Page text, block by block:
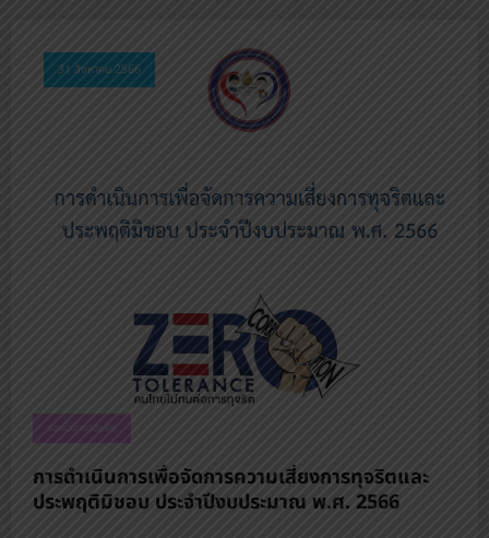
31 สิงหาคม 2566
รอบรั้วนางรองพิท
การดำเนินการเพื่อจัดการความเสี่ยงการทุจริตและ
ประพฤติมิชอบ ประจำปีงบประมาณ พ.ศ. 2566